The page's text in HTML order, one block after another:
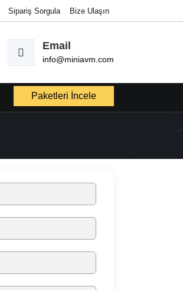
Sipariş Sorgula Bize Ulaşın
Email
info@miniavm.com
Paketleri İncele